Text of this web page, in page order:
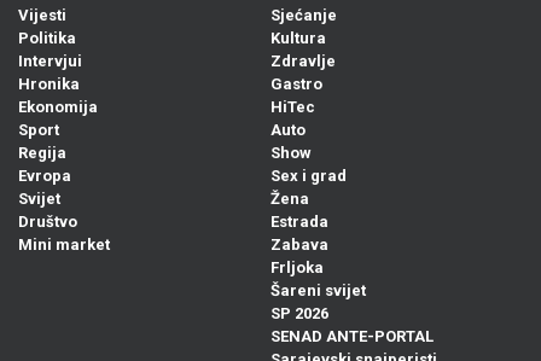
Vijesti
Politika
Intervjui
Hronika
Ekonomija
Sport
Regija
Evropa
Svijet
Društvo
Mini market
Sjećanje
Kultura
Zdravlje
Gastro
HiTec
Auto
Show
Sex i grad
Žena
Estrada
Zabava
Frljoka
Šareni svijet
SP 2026
SENAD ANTE-PORTAL